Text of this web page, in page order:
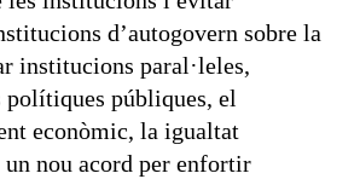
d’autogovern sobre la
institucions paral·leles,
polítiques públiques, el
econòmic, la igualtat
un nou acord per enfortir